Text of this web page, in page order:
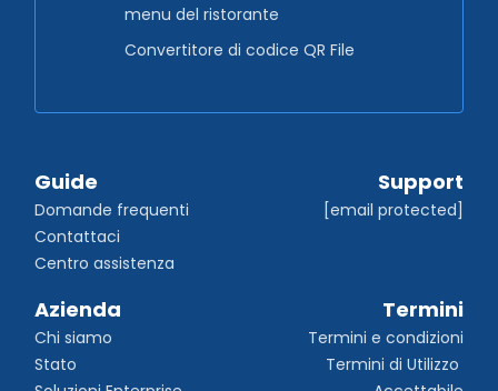
menu del ristorante
Convertitore di codice QR File
Guide
Domande frequenti
Contattaci
Centro assistenza
Support
[email protected]
Azienda
Chi siamo
Stato
Termini
Termini e condizioni
Termini di Utilizzo